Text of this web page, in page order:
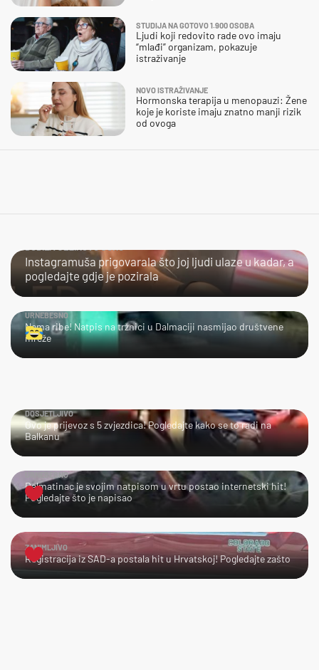
STUDIJA NA GOTOVO 1.900 OSOBA
Ljudi koji redovito rade ovo imaju
“mlađi” organizam, pokazuje
istraživanje
NOVO ISTRAŽIVANJE
Hormonska terapija u menopauzi: Žene
koje je koriste imaju znatno manji rizik
od ovoga
Instagramuša prigovarala što joj ljudi ulaze u kadar, a
pogledajte gdje je pozirala
URNEBESNO
Nema ribe! Natpis na tržnici u Dalmaciji nasmijao društvene
mreže
DOSJETLJIVO
Ovo je prijevoz s 5 zvjezdica! Pogledajte kako se to radi na
Balkanu
URNEBESNO
Dalmatinac je svojim natpisom u vrtu postao internetski hit!
Pogledajte što je napisao
ZANIMLJIVO
Registracija iz SAD-a postala hit u Hrvatskoj! Pogledajte zašto